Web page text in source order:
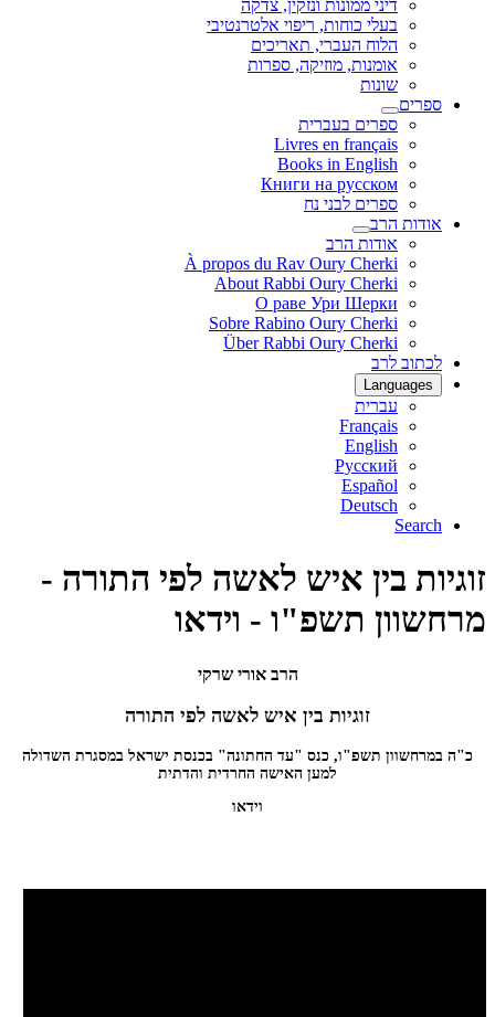
דיני ממונות ונזקין, צדקה
בעלי כוחות, ריפוי אלטרנטיבי
הלוח העברי, תאריכים
אומנות, מוזיקה, ספרות
שונות
ספרים
ספרים בעברית
Livres en français
Books in English
Книги на русском
ספרים לבני נח
אודות הרב
אודות הרב
À propos du Rav Oury Cherki
About Rabbi Oury Cherki
О раве Ури Шерки
Sobre Rabino Oury Cherki
Über Rabbi Oury Cherki
לכתוב לרב
Languages
עברית
Français
English
Русский
Español
Deutsch
Search
זוגיות בין איש לאשה לפי התורה -
מרחשוון תשפ"ו - וידאו
הרב אורי שרקי
זוגיות בין איש לאשה לפי התורה
כ"ה במרחשוון תשפ"ו, כנס "עד החתונה" בכנסת ישראל במסגרת השדולה
למען האישה החרדית והדתית
וידאו